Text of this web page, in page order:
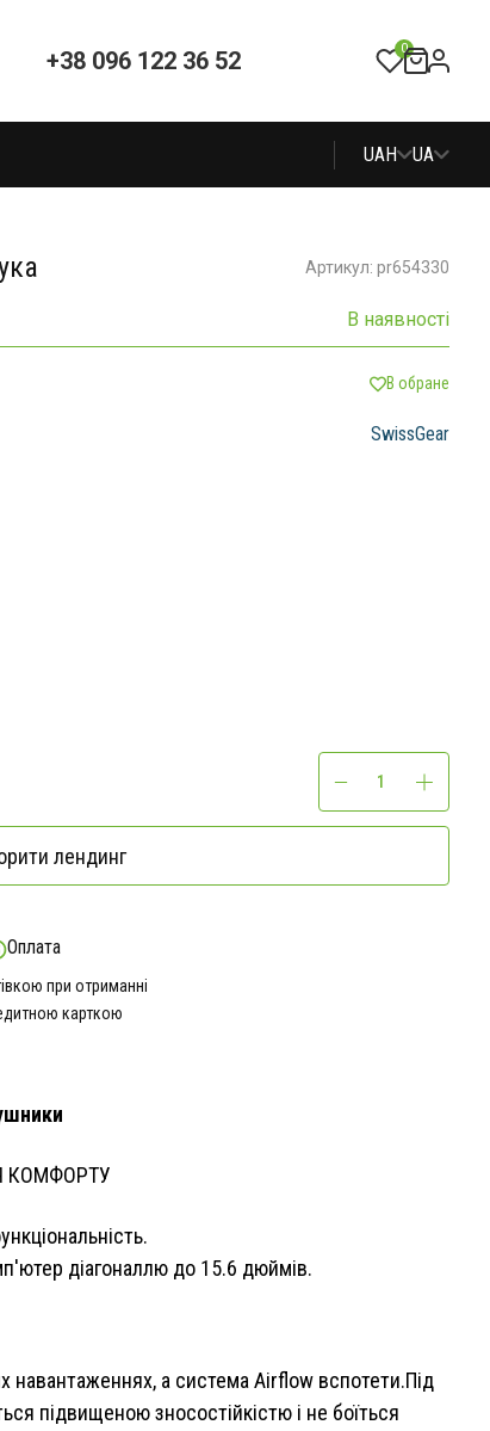
+38 096 122 36 52 0
UAH UA
Артикул: pr654330
В наявності
В обране
SwissGear
лендинг
Оплата
при отриманні
карткою
КОМФОРТУ
діагоналлю до 15.6 дюймів.
а система Airflow вспотети.Під
підвищеною зносостійкістю і не боїться